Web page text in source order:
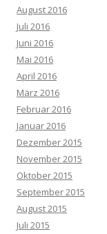
August 2016
Juli 2016
Juni 2016
Mai 2016
April 2016
März 2016
Februar 2016
Januar 2016
Dezember 2015
November 2015
Oktober 2015
September 2015
August 2015
Juli 2015